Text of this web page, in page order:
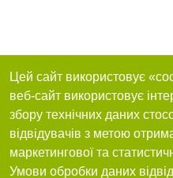
Цей сайт використовує
веб-сайт використовує
збору технічних даних
відвідувачів з метою
маркетингової та
Умови обробки даних